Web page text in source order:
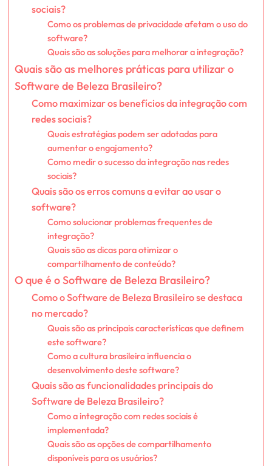
sociais?
Como os problemas de privacidade afetam o uso do
software?
Quais são as soluções para melhorar a integração?
Quais são as melhores práticas para utilizar o
Software de Beleza Brasileiro?
Como maximizar os benefícios da integração com
redes sociais?
Quais estratégias podem ser adotadas para
aumentar o engajamento?
Como medir o sucesso da integração nas redes
sociais?
Quais são os erros comuns a evitar ao usar o
software?
Como solucionar problemas frequentes de
integração?
Quais são as dicas para otimizar o
compartilhamento de conteúdo?
O que é o Software de Beleza Brasileiro?
Como o Software de Beleza Brasileiro se destaca
no mercado?
Quais são as principais características que definem
este software?
Como a cultura brasileira influencia o
desenvolvimento deste software?
Quais são as funcionalidades principais do
Software de Beleza Brasileiro?
Como a integração com redes sociais é
implementada?
Quais são as opções de compartilhamento
disponíveis para os usuários?